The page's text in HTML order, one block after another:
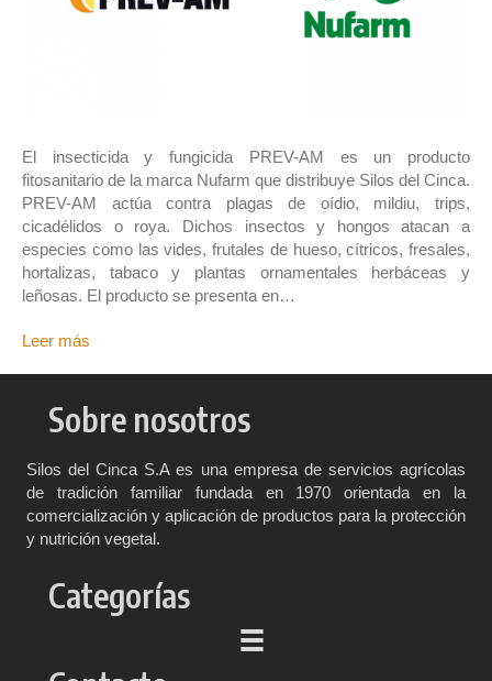
El insecticida y fungicida PREV-AM es un producto
fitosanitario de la marca Nufarm que distribuye Silos del Cinca.
PREV-AM actúa contra plagas de oídio, mildiu, trips,
cicadélidos o roya. Dichos insectos y hongos atacan a
especies como las vides, frutales de hueso, cítricos, fresales,
hortalizas, tabaco y plantas ornamentales herbáceas y
leñosas. El producto se presenta en…
Leer más
Sobre nosotros
Silos del Cinca S.A es una empresa de servicios agrícolas
de tradición familiar fundada en 1970 orientada en la
comercialización y aplicación de productos para la protección
y nutrición vegetal.
Categorías